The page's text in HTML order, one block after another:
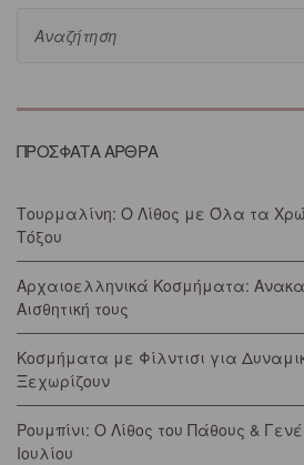
ΠΡΟΣΦΑΤΑ ΑΡΘΡΑ
Τουρμαλίνη: Ο Λίθος με Όλα τα
Τόξου
Αρχαιοελληνικά Κοσμήματα:
Αισθητική τους
Κοσμήματα με Φίλντισι για
Ξεχωρίζουν
Ρουμπίνι: Ο Λίθος του Πάθους &
Ιουλίου